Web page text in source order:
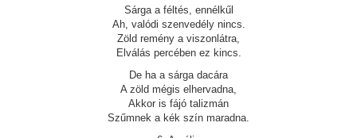
Sárga a féltés, ennélkűl
Ah, valódi szenvedély nincs.
Zöld remény a viszonlátra,
Elválás percében ez kincs.
De ha a sárga dacára
A zöld mégis elhervadna,
Akkor is fájó talizmán
Szűmnek a kék szín maradna.